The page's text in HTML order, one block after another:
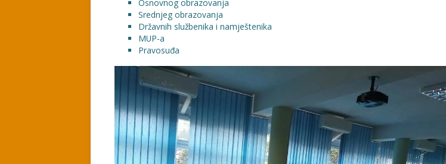
Osnovnog obrazovanja
Srednjeg obrazovanja
Državnih službenika i namještenika
MUP-a
Pravosuđa